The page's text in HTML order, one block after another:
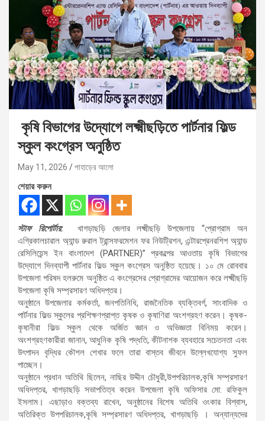
কৃষি বিভাগের উদ্যোগে লক্ষ্মীছড়িতে পার্টনার ফিল্ড
স্কুল কংগ্রেস অনুষ্ঠিত
May 11, 2026 পাহাড়ের আলো
শেয়ার করুন
স্টাফ রিপোর্টার:খাগড়াছড়ি জেলার লক্ষ্মীছড়ি উপজেলায় “প্রোগ্রাম অন
এগ্রিকালচারাল অ্যান্ড রুরাল ট্রান্সফরমেশন ফর নিউট্রিশন, এন্টারপ্রেনরশিপ অ্যান্ড
রেসিলিয়েন্স ইন বাংলাদেশ (PARTNER)” প্রকল্পের আওতায় কৃষি বিভাগের
উদ্যোগে দিনব্যাপী পার্টনার ফিল্ড স্কুল কংগ্রেস অনুষ্ঠিত হয়েছে। ১০ মে রোববার
উপজেলা পরিষদ হলরুমে অনুষ্ঠিত এ কংগ্রেসের প্রোগ্রামের আয়োজন করে লক্ষ্মীছড়ি
উপজেলা কৃষি সম্প্রসারণ অধিদপ্তর।
অনুষ্ঠানে উপজেলার কর্মকর্তা, জনপতিনিধি, রাজনৈতিক ব্যক্তিবর্গ, সাংবাদিক ও
পার্টনার ফিল্ড স্কুলের প্রশিক্ষণপ্রাপ্ত কৃষক ও কৃষাণিরা অংশগ্রহণ করেন। কৃষক-
কৃষানীরা ফিল্ড স্কুল থেকে অর্জিত জ্ঞান ও অভিজ্ঞতা বিনিময় করেন।
অংশগ্রহণকারীরা জানান, আধুনিক কৃষি পদ্ধতি, কীটনাশক ব্যবহারে সচেতনতা এবং
উৎপাদন বৃদ্ধির কৌশল শেখার ফলে তারা বাস্তব জীবনে উল্লেখযোগ্য সুফল
পাচ্ছেন।
অনুষ্ঠানে প্রধান অতিথি ছিলেন, নাছির উদ্দীন চৌধুরী,উপপরিচালক,কৃষি সম্প্রসারণ
অধিদপ্তর, খাগড়াছড়ি সভাপতিত্ব করেন উপজেলা কৃষি অফিসার মো: রফিকুল
ইসলাম। এছাড়াও বক্তব্য রাখেন, অনুষ্ঠানের বিশেষ অতিথি ওংকার বিশ্বাস,
অতিরিক্ত উপপরিচালক,কৃষি সম্প্রসারণ অধিদপ্তর, খাগড়াছড়ি । অন্যান্যদের